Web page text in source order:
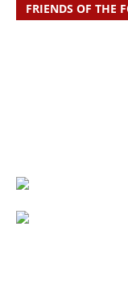
FRIENDS OF THE